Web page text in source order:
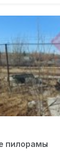
пилорамы